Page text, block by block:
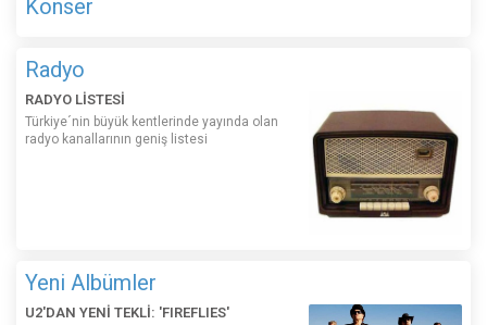
Konser
Radyo
RADYO LİSTESİ
Türkiye´nin büyük kentlerinde yayında olan
radyo kanallarının geniş listesi
Yeni Albümler
U2'DAN YENİ TEKLİ: 'FIREFLIES'